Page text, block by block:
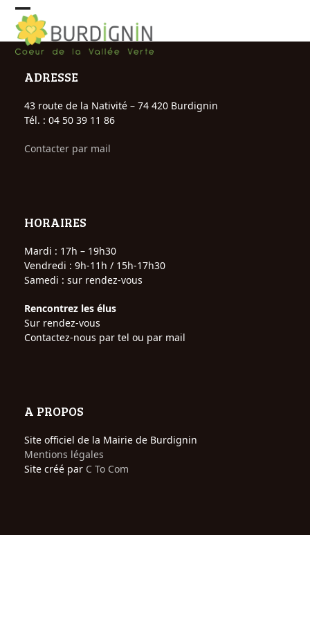
Skip
content
Open
mobile
menu
Close
mobile
menu
ADRESSE
43 route de la Nativité – 74 420 Burdignin
Tél. : 04 50 39 11 86
Contacter par mail
HORAIRES
Mardi : 17h – 19h30
Vendredi : 9h-11h / 15h-17h30
Samedi : sur rendez-vous
Rencontrez les élus
Sur rendez-vous
Contactez-nous par tel ou par mail
A PROPOS
Site officiel de la Mairie de Burdignin
Mentions légales
Site créé par C To Com